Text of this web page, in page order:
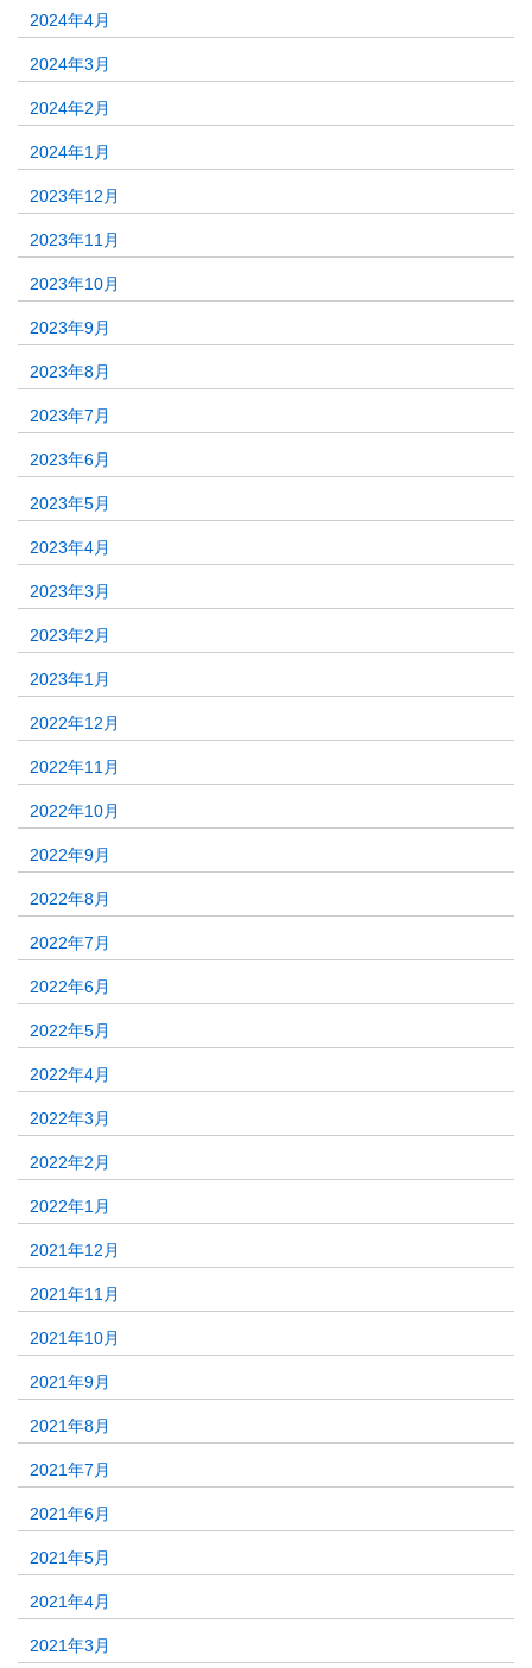
2024年4月
2024年3月
2024年2月
2024年1月
2023年12月
2023年11月
2023年10月
2023年9月
2023年8月
2023年7月
2023年6月
2023年5月
2023年4月
2023年3月
2023年2月
2023年1月
2022年12月
2022年11月
2022年10月
2022年9月
2022年8月
2022年7月
2022年6月
2022年5月
2022年4月
2022年3月
2022年2月
2022年1月
2021年12月
2021年11月
2021年10月
2021年9月
2021年8月
2021年7月
2021年6月
2021年5月
2021年4月
2021年3月